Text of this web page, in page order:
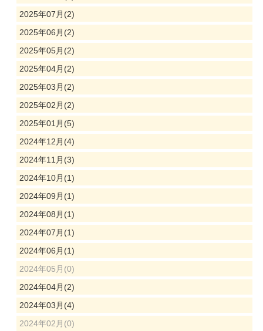
2025年07月(2)
2025年06月(2)
2025年05月(2)
2025年04月(2)
2025年03月(2)
2025年02月(2)
2025年01月(5)
2024年12月(4)
2024年11月(3)
2024年10月(1)
2024年09月(1)
2024年08月(1)
2024年07月(1)
2024年06月(1)
2024年05月(0)
2024年04月(2)
2024年03月(4)
2024年02月(0)